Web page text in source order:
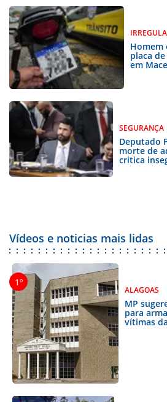
Homem
placa
em
SEGURANÇA
Deputado
morte de
critica
Vídeos e noticias mais lidas
ALAGOAS
MP
para
vítimas